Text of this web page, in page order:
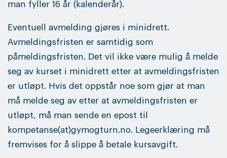
man fyller 16 år (kalenderår).
Eventuell avmelding gjøres i minidrett.
Avmeldingsfristen er samtidig som
påmeldingsfristen. Det vil ikke være mulig å melde
seg av kurset i minidrett etter at avmeldingsfristen
er utløpt. Hvis det oppstår noe som gjør at man
må melde seg av etter at avmeldingsfristen er
utløpt, må man sende en epost til
kompetanse(at)gymogturn.no. Legeerklæring må
fremvises for å slippe å betale kursavgift.